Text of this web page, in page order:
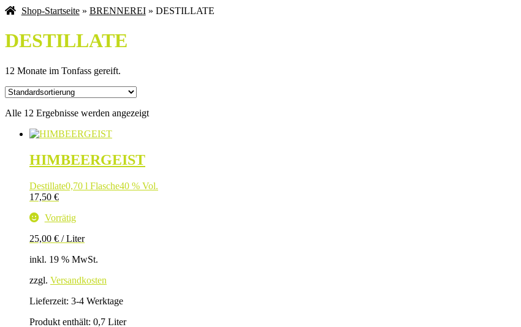
Shop-Startseite» BRENNEREI» DESTILLATE
DESTILLATE
12 Monate im Tonfass gereift.
Alle 12 Ergebnisse werden angezeigt
HIMBEERGEIST
Destillate0,70 l Flasche40 % Vol.
17,50 €
Vorrätig
25,00 € /Liter
inkl. 19 % MwSt.
zzgl. Versandkosten
Lieferzeit: 3-4 Werktage
Produkt enthält: 0,7 Liter